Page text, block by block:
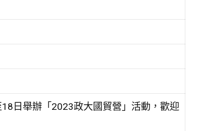
日舉辦「2023政大國貿營」活動，歡迎